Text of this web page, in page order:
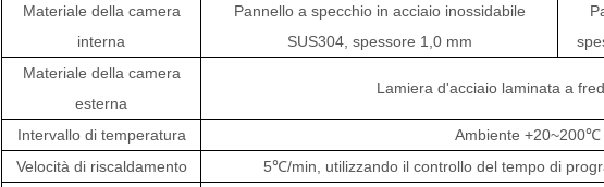
Materiale della camera
interna
Pannello a specchio in acciaio inossidabile
SUS304, spessore 1,0 mm
Materiale della camera
esterna
Lamiera d'acciaio laminata a
Intervallo di temperatura
Ambiente +20~200℃
Velocità di riscaldamento
5℃/min, utilizzando il controllo del tempo di